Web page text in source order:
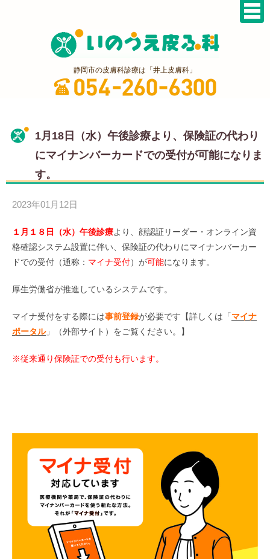
静岡市の皮膚科診療は「井上皮膚科」
1月18日（水）午後診療より、保険証の代わり
にマイナンバーカードでの受付が可能になりま
す。
2023年01月12日
１月１８日（水）午後診療より、顔認証リーダー・オンライン資
格確認システム設置に伴い、保険証の代わりにマイナンバーカー
ドでの受付（通称： マイナ受付）が可能になります。
厚生労働省が推進しているシステムです。
マイナ受付をする際には事前登録が必要です【詳しくは「マイナ
ポータル」（外部サイト）をご覧ください。】
※従来通り保険証での受付も行います。